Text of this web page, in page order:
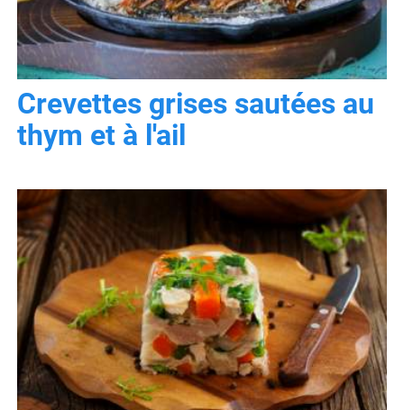
Crevettes grises sautées au
thym et à l'ail